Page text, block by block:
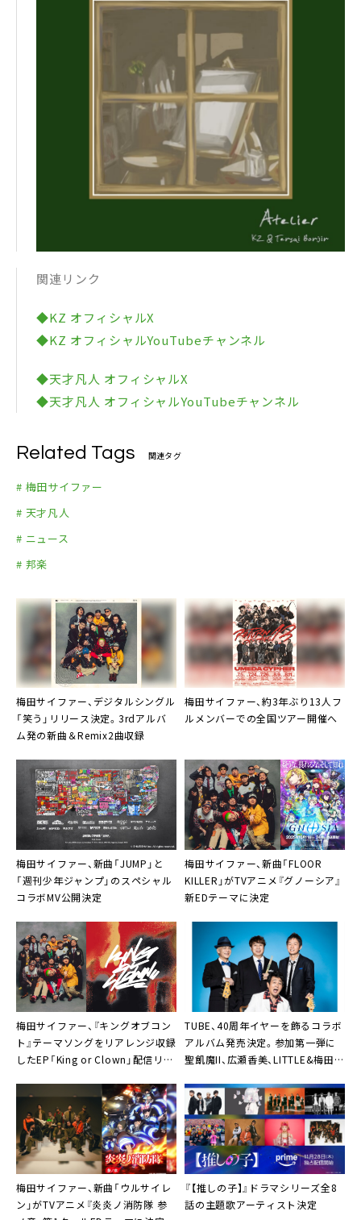
関連リンク
◆KZ オフィシャルX
◆KZ オフィシャルYouTubeチャンネル
◆天才凡人 オフィシャルX
◆天才凡人 オフィシャルYouTubeチャンネル
Related Tags 関連タグ
# 梅田サイファー
# 天才凡人
# ニュース
# 邦楽
梅田サイファー、デジタルシングル
「笑う」リリース決定。3rdアルバ
ム発の新曲＆Remix2曲収録
梅田サイファー、約3年ぶり13人フ
ルメンバーでの全国ツアー開催へ
梅田サイファー、新曲「JUMP」と
「週刊少年ジャンプ」のスペシャル
コラボMV公開決定
梅田サイファー、新曲「FLOOR
KILLER」がTVアニメ『グノーシア』
新EDテーマに決定
梅田サイファー、『キングオブコン
ト』テーマソングをリアレンジ収録
したEP「King or Clown」配信リリ
TUBE、40周年イヤーを飾るコラボ
アルバム発売決定。参加第一弾に
聖飢魔II、広瀬香美、LITTLE&梅田サ
梅田サイファー、新曲「ウルサイレ
ン」がTVアニメ『炎炎ノ消防隊 参
『【推しの子】』ドラマシリーズ全8
話の主題歌アーティスト決定